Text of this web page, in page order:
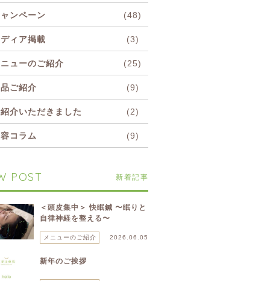
ンペーン (48)
ディア掲載 (3)
ニューのご紹介 (25)
ご紹介 (9)
介いただきました (2)
コラム (9)
POST 新着記事
＜頭皮集中＞ 快眠鍼 〜眠りと
自律神経を整える〜
メニューのご紹介 2026.06.05
新年のご挨拶